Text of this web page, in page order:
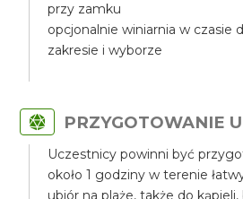
przy zamku
opcjonalnie winiarnia w czasie
zakresie i wyborze
PRZYGOTOWANIE
Uczestnicy powinni być
około 1 godziny w terenie
ubiór na plaże, także do